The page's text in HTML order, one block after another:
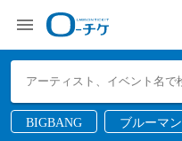
BIGBANG ブルーマン